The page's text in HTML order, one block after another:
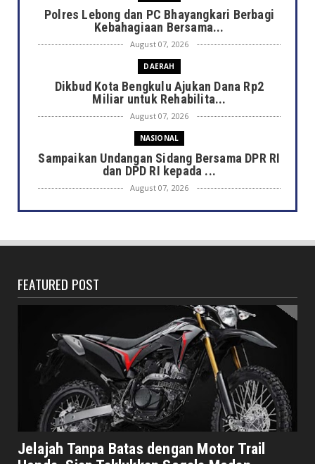
Polres Lebong dan PC Bhayangkari Berbagi
Kebahagiaan Bersama...
August 07, 2026
DAERAH
Dikbud Kota Bengkulu Ajukan Dana Rp2
Miliar untuk Rehabilita...
August 07, 2026
NASIONAL
Sampaikan Undangan Sidang Bersama DPR RI
dan DPD RI kepada ...
August 07, 2026
DAERAH
Gelar Lomba Kebersihan...
Jaga Kehormatan Simbol Negara, Walikota:
Jangan Pasang Bende...
August 07, 2026
DAERAH
Bersama Forkopimda, Walikota – Wawali
Bagikan 5.000 Bendera ...
August 07, 2026
JELAJAH
Saat Amal Masjid Keliru, Nasib Negeri
Mengharu-biru
FEATURED POST
Jelajah Tanpa Batas dengan Motor Trail